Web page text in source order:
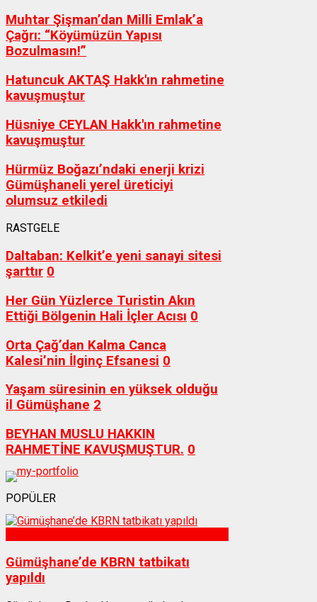
Muhtar Şişman’dan Milli Emlak’a
Çağrı: “Köyümüzün Yapısı
Bozulmasın!”
Hatuncuk AKTAŞ Hakk'ın rahmetine
kavuşmuştur
Hüsniye CEYLAN Hakk'ın rahmetine
kavuşmuştur
Hürmüz Boğazı’ndaki enerji krizi
Gümüşhaneli yerel üreticiyi
olumsuz etkiledi
RASTGELE
Daltaban: Kelkit’e yeni sanayi sitesi
şarttır 0
Her Gün Yüzlerce Turistin Akın
Ettiği Bölgenin Hali İçler Acısı 0
Orta Çağ’dan Kalma Canca
Kalesi’nin İlginç Efsanesi 0
Yaşam süresinin en yüksek olduğu
il Gümüşhane 2
BEYHAN MUSLU HAKKIN
RAHMETİNE KAVUŞMUŞTUR. 0
POPÜLER
Gümüşhane’de KBRN tatbikatı
yapıldı